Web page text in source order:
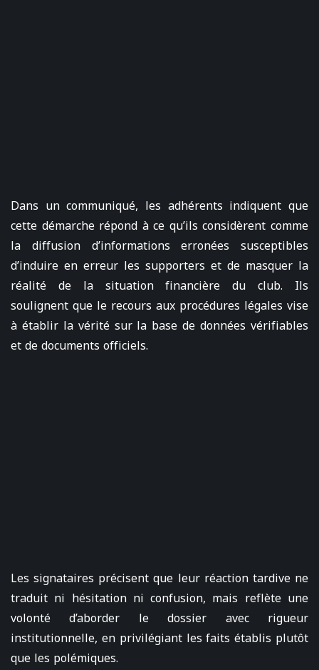
Dans un communiqué, les adhérents indiquent que
cette démarche répond à ce qu’ils considèrent comme
la diffusion d’informations erronées susceptibles
d’induire en erreur les supporters et de masquer la
réalité de la situation financière du club. Ils
soulignent que le recours aux procédures légales vise
à établir la vérité sur la base de données vérifiables
et de documents officiels.
Les signataires précisent que leur réaction tardive ne
traduit ni hésitation ni confusion, mais reflète une
volonté d’aborder le dossier avec rigueur
institutionnelle, en privilégiant les faits établis plutôt
que les polémiques.